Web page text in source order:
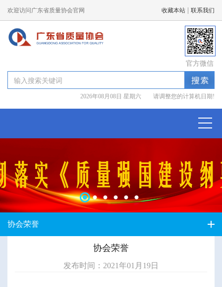
欢迎访问广东省质量协会官网 收藏本站 联系我们
官方微信
2026年08月08日 星期六 请调整您的计算机日期!
协会荣誉
协会荣誉
发布时间：2021年01月19日